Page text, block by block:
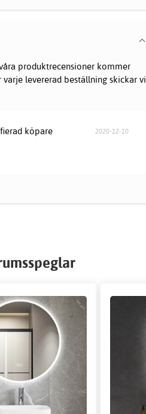
produktrecensioner kommer
levererad beställning skickar vi
köpare 2020-12-10